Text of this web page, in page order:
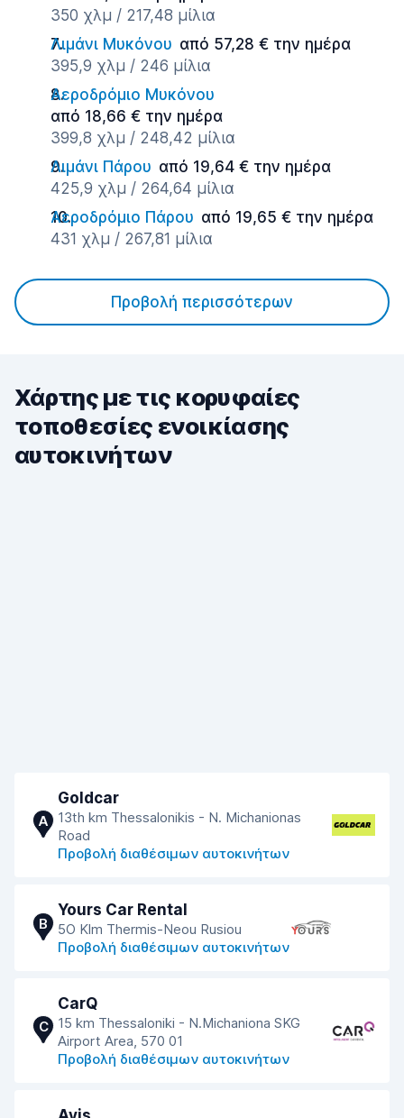
350 χλμ / 217,48 μίλια
Λιμάνι Μυκόνου από 57,28 € την ημέρα
395,9 χλμ / 246 μίλια
Αεροδρόμιο Μυκόνου
από 18,66 € την ημέρα
399,8 χλμ / 248,42 μίλια
Λιμάνι Πάρου από 19,64 € την ημέρα
425,9 χλμ / 264,64 μίλια
Αεροδρόμιο Πάρου από 19,65 € την ημέρα
431 χλμ / 267,81 μίλια
Προβολή περισσότερων
Χάρτης με τις κορυφαίες
τοποθεσίες ενοικίασης
αυτοκινήτων
A
Goldcar
13th km Thessalonikis - N. Michanionas
Road
Προβολή διαθέσιμων αυτοκινήτων
B
Yours Car Rental
5O Klm Thermis-Νeou Rusiou
Προβολή διαθέσιμων αυτοκινήτων
C
CarQ
15 km Thessaloniki - N.Michaniona SKG
Airport Area, 570 01
Προβολή διαθέσιμων αυτοκινήτων